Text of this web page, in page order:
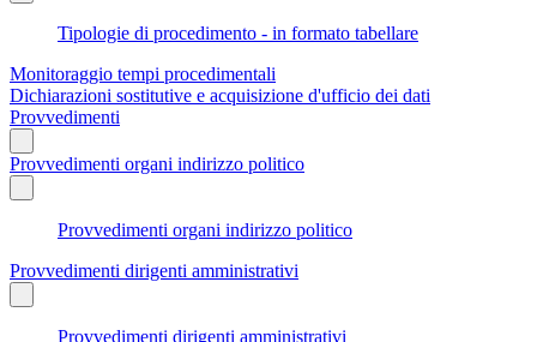
Tipologie di procedimento - in formato tabellare
Monitoraggio tempi procedimentali
Dichiarazioni sostitutive e acquisizione d'ufficio dei dati
Provvedimenti
Provvedimenti organi indirizzo politico
Provvedimenti organi indirizzo politico
Provvedimenti dirigenti amministrativi
Provvedimenti dirigenti amministrativi